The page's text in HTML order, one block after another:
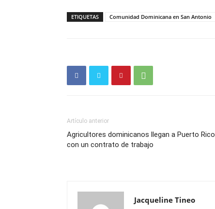
ETIQUETAS Comunidad Dominicana en San Antonio
Artículo anterior
Agricultores dominicanos llegan a Puerto Rico
con un contrato de trabajo
Jacqueline Tineo